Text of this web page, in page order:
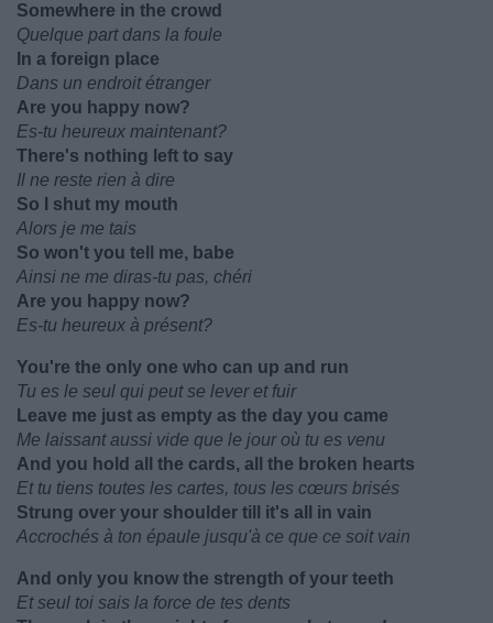
Somewhere in the crowd
Quelque part dans la foule
In a foreign place
Dans un endroit étranger
Are you happy now?
Es-tu heureux maintenant?
There's nothing left to say
Il ne reste rien à dire
So I shut my mouth
Alors je me tais
So won't you tell me, babe
Ainsi ne me diras-tu pas, chéri
Are you happy now?
Es-tu heureux à présent?
You're the only one who can up and run
Tu es le seul qui peut se lever et fuir
Leave me just as empty as the day you came
Me laissant aussi vide que le jour où tu es venu
And you hold all the cards, all the broken hearts
Et tu tiens toutes les cartes, tous les cœurs brisés
Strung over your shoulder till it's all in vain
Accrochés à ton épaule jusqu'à ce que ce soit vain
And only you know the strength of your teeth
Et seul toi sais la force de tes dents